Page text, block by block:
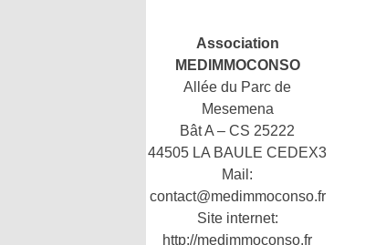
Association
MEDIMMOCONSO
Allée du Parc de
Mesemena
Bât A – CS 25222
44505 LA BAULE CEDEX3
Mail:
contact@medimmoconso.fr
Site internet:
http://medimmoconso.fr